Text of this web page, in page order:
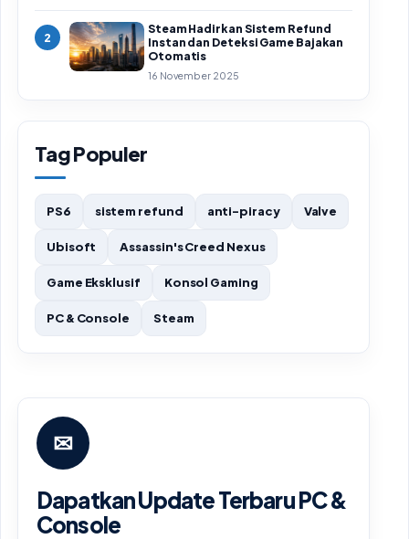
2
Steam Hadirkan Sistem Refund
Instan dan Deteksi Game Bajakan
Otomatis
16 November 2025
Tag Populer
PS6 sistem refund anti-piracy Valve
Ubisoft Assassin's Creed Nexus
Game Eksklusif Konsol Gaming
PC & Console Steam
✉
Dapatkan Update Terbaru PC &
Console